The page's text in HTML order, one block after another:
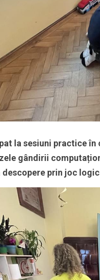
la sesiuni practice
gândirii
descopere prin joc